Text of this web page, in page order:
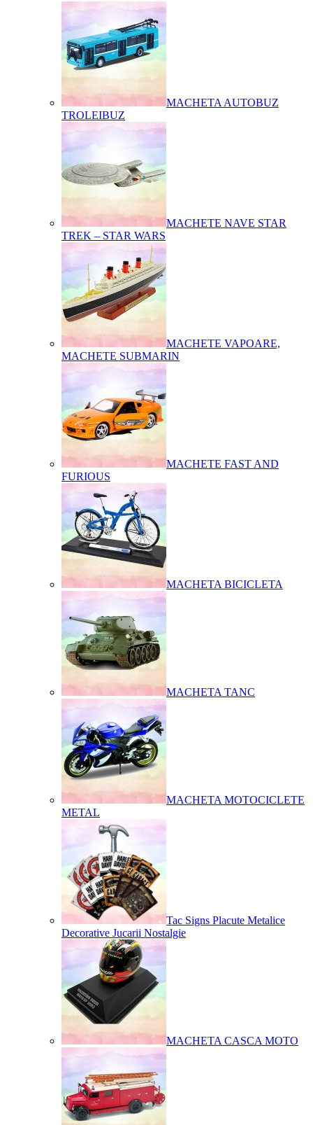
MACHETA AUTOBUZ
TROLEIBUZ
MACHETE NAVE STAR
TREK – STAR WARS
MACHETE VAPOARE,
MACHETE SUBMARIN
MACHETE FAST AND
FURIOUS
MACHETA BICICLETA
MACHETA TANC
MACHETA MOTOCICLETE
METAL
Tac Signs Placute Metalice
Decorative Jucarii Nostalgie
MACHETA CASCA MOTO